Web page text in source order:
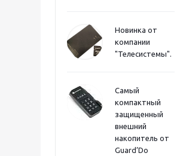
Новинка от
компании
"Телесистемы".
Самый
компактный
защищенный
внешний
накопитель от
Guard’Do